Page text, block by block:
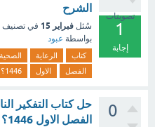
تصويتات
1
إجابة
الشرح
سُئل فبراير 15 في تصنيف
بواسطة عبود
كتاب الرعاية الصحية
الفصل
الاول 1446؟
0
حل كتاب التفكير
الفصل الاول 1446؟ - مع الشرح